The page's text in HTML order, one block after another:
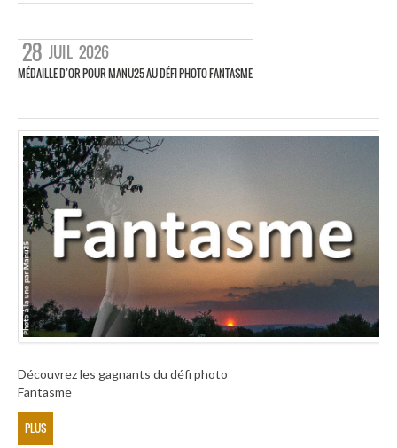
28 JUIL 2026
MÉDAILLE D’OR POUR MANU25 AU DÉFI PHOTO FANTASME
Découvrez les gagnants du défi photo
Fantasme
PLUS